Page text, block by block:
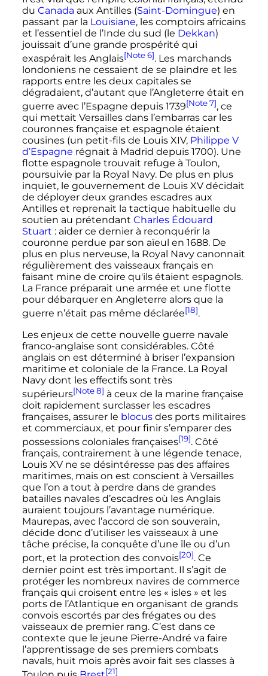
du Canada aux Antilles (Saint-Domingue) en
passant par la Louisiane, les comptoirs africains
et l’essentiel de l’Inde du sud (le Dekkan)
jouissait d’une grande prospérité qui
exaspérait les Anglais[Note 6]. Les marchands
londoniens ne cessaient de se plaindre et les
rapports entre les deux capitales se
dégradaient, d’autant que l’Angleterre était en
guerre avec l’Espagne depuis 1739[Note 7], ce
qui mettait Versailles dans l’embarras car les
couronnes française et espagnole étaient
cousines (un petit-fils de Louis XIV, Philippe V
d’Espagne régnait à Madrid depuis 1700). Une
flotte espagnole trouvait refuge à Toulon,
poursuivie par la Royal Navy. De plus en plus
inquiet, le gouvernement de Louis XVdécidait
de déployer deux grandes escadres aux
Antilles et reprenait la tactique habituelle du
soutien au prétendant Charles Édouard
Stuart : aider ce dernier à reconquérir la
couronne perdue par son aïeul en 1688. De
plus en plus nerveuse, la Royal Navy canonnait
régulièrement des vaisseaux français en
faisant mine de croire qu'ils étaient espagnols.
La France préparait une armée et une flotte
pour débarquer en Angleterre alors que la
guerre n’était pas même déclarée[18].
Les enjeux de cette nouvelle guerre navale
franco-anglaise sont considérables. Côté
anglais on est déterminé à briser l’expansion
maritime et coloniale de la France. La Royal
Navy dont les effectifs sont très
supérieurs[Note 8] à ceux de la marine française
doit rapidement surclasser les escadres
françaises, assurer le blocusdes ports militaires
et commerciaux, et pour finir s’emparer des
possessions coloniales françaises[19]. Côté
français, contrairement à une légende tenace,
Louis XVne se désintéresse pas des affaires
maritimes, mais on est conscient à Versailles
que l’on a tout à perdre dans de grandes
batailles navales d’escadres où les Anglais
auraient toujours l’avantage numérique.
Maurepas, avec l’accord de son souverain,
décide donc d’utiliser les vaisseaux à une
tâche précise, la conquête d’une île ou d’un
port, et la protection des convois[20]. Ce
dernier point est très important. Il s’agit de
protéger les nombreux navires de commerce
français qui croisent entre les « isles » et les
ports de l’Atlantique en organisant de grands
convois escortés par des frégates ou des
vaisseaux de premier rang. C’est dans ce
contexte que le jeune Pierre-André va faire
l’apprentissage de ses premiers combats
navals, huit mois après avoir fait ses classes à
[21]